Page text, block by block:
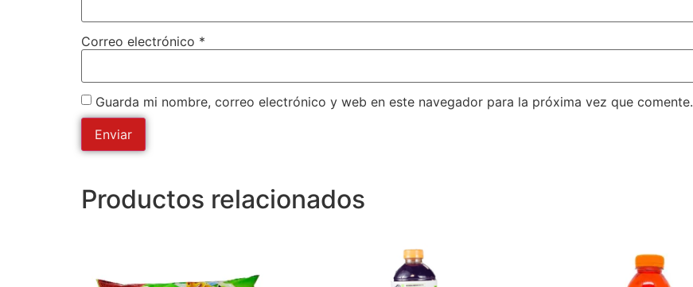
Correo electrónico *
Guarda mi nombre, correo electrónico y web en este navegador para la próxima vez que comente.
Productos relacionados